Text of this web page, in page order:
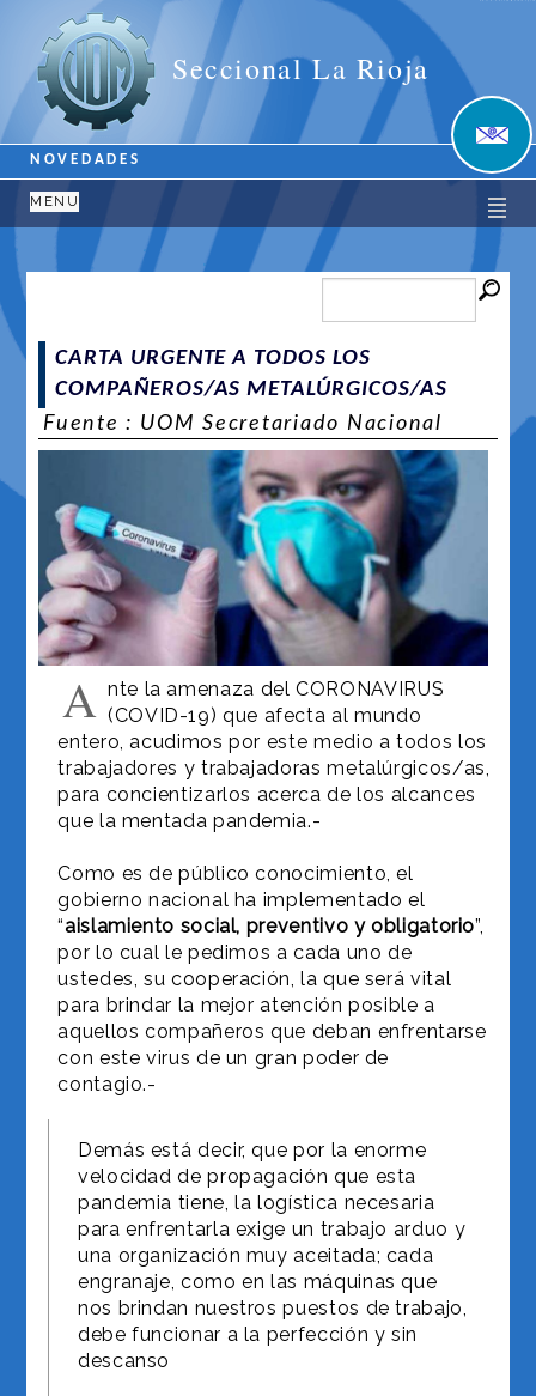
Seccional La Rioja
NOVEDADES
MENU
CARTA URGENTE A TODOS LOS
COMPAÑEROS/AS METALÚRGICOS/AS
Fuente : UOM Secretariado Nacional
A nte la amenaza del CORONAVIRUS
(COVID-19) que afecta al mundo
entero, acudimos por este medio a todos los
trabajadores y trabajadoras metalúrgicos/as,
para concientizarlos acerca de los alcances
que la mentada pandemia.-
Como es de público conocimiento, el
gobierno nacional ha implementado el
“aislamiento social, preventivo y obligatorio”,
por lo cual le pedimos a cada uno de
ustedes, su cooperación, la que será vital
para brindar la mejor atención posible a
aquellos compañeros que deban enfrentarse
con este virus de un gran poder de
contagio.-
Demás está decir, que por la enorme
velocidad de propagación que esta
pandemia tiene, la logística necesaria
para enfrentarla exige un trabajo arduo y
una organización muy aceitada; cada
engranaje, como en las máquinas que
nos brindan nuestros puestos de trabajo,
debe funcionar a la perfección y sin
descanso